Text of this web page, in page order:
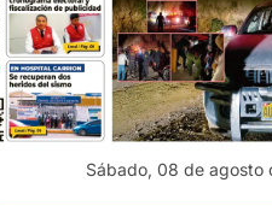
Sábado, 08 de agosto